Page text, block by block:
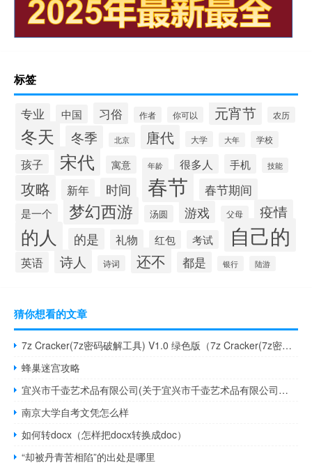
标签
专业 中国 习俗 作者 你可以 元宵节 农历
冬天 冬季 北京 唐代 大学 大年 学校
孩子 宋代 寓意 年龄 很多人 手机 技能
攻略 新年 时间 春节 春节期间
是一个 梦幻西游 汤圆 游戏 父母 疫情
的人 的是 礼物 红包 考试 自己的
英语 诗人 诗词 还不 都是 银行 陆游
猜你想看的文章
7z Cracker(7z密码破解工具) V1.0 绿色版（7z Cracker(7z密码破解工具) V1.0 绿色版功能简介）
蜂巢迷宫攻略
宜兴市千壶艺术品有限公司(关于宜兴市千壶艺术品有限公司简述)
南京大学自考文凭怎么样
如何转docx（怎样把docx转换成doc）
“却被丹青苦相陷”的出处是哪里